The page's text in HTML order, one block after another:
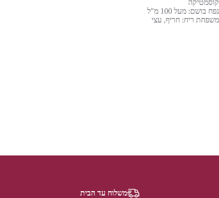
קוסמטיקה
נפח בושם: מעל 100 מ"ל
משפחת ריח: חריף, עצי
משלוח עד הבית